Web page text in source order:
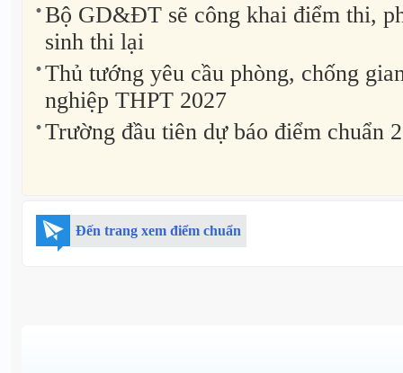
Bộ GD&ĐT sẽ công khai điểm thi,
sinh thi lại
Thủ tướng yêu cầu phòng, chống
nghiệp THPT 2027
Trường đầu tiên dự báo điểm chuẩn
Đến trang xem điểm chuẩn